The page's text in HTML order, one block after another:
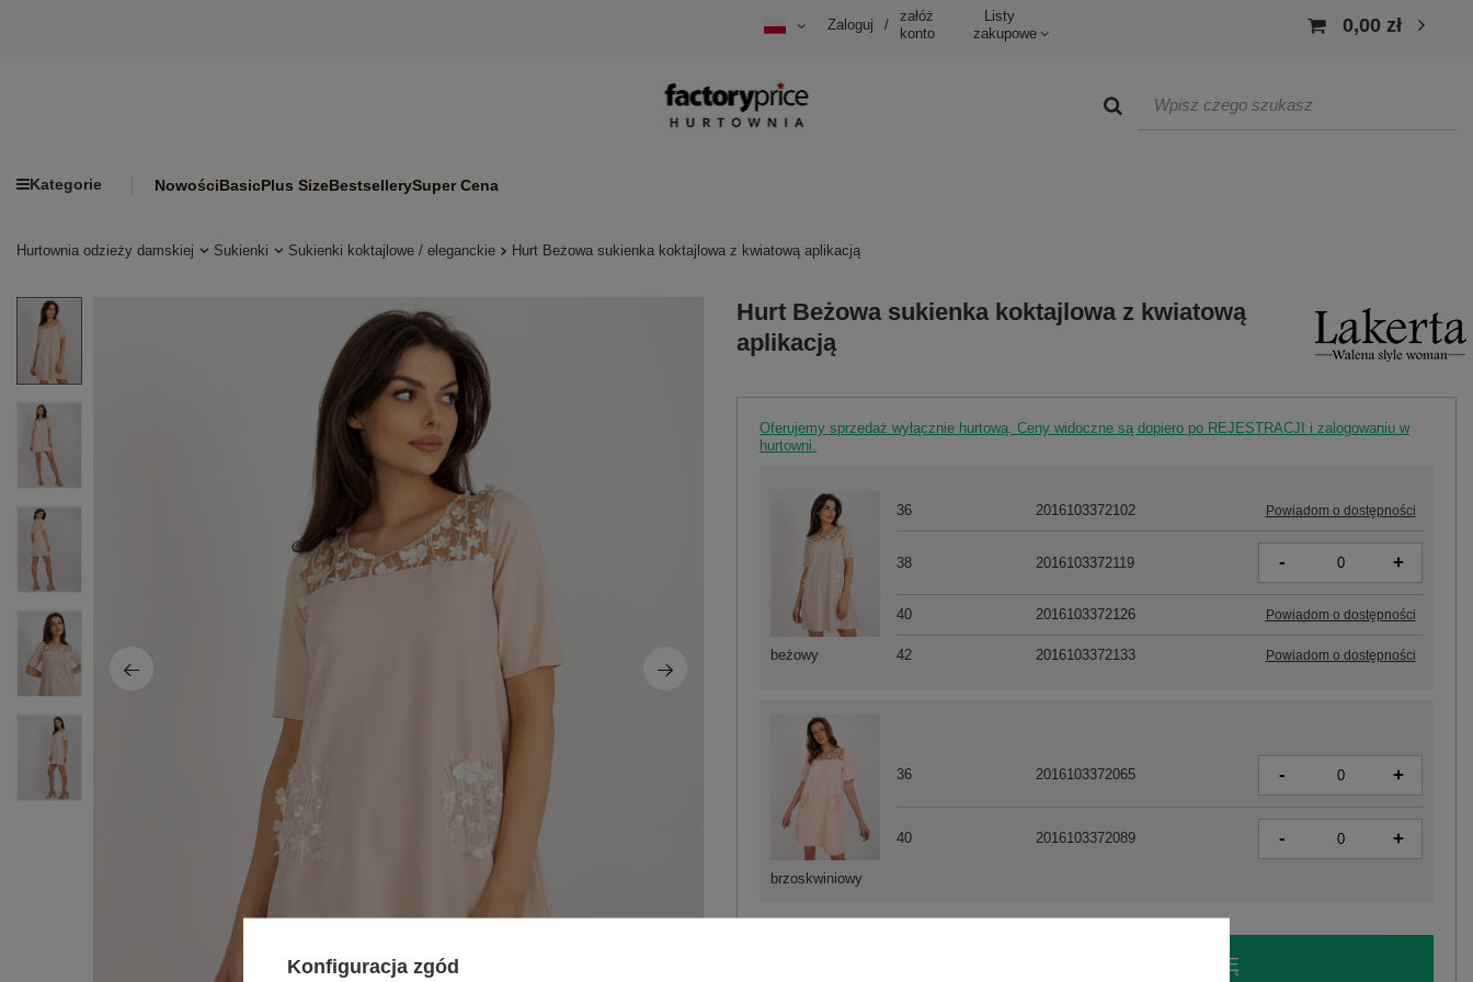
Zaloguj /
załóż
konto
Listy
zakupowe
0,00 zł
Kategorie NowościBasicPlus SizeBestsellerySuper Cena
Hurtownia odzieży damskiej Sukienki Sukienki koktajlowe / eleganckie Hurt Beżowa sukienka koktajlowa z kwiatową aplikacją
Hurt Beżowa sukienka koktajlowa z kwiatową
aplikacją
Oferujemy sprzedaż wyłącznie hurtową. Ceny widoczne są dopiero po REJESTRACJI i zalogowaniu w
hurtowni.
brzoskwiniowy
36 2016103372065 - +
40 2016103372089 - +
beżowy
36 2016103372102 Powiadom o dostępności
38 2016103372119 - +
40 2016103372126 Powiadom o dostępności
42 2016103372133 Powiadom o dostępności
ZALOGUJ SIĘ I ZOBACZ CENĘ
Konfiguracja zgód